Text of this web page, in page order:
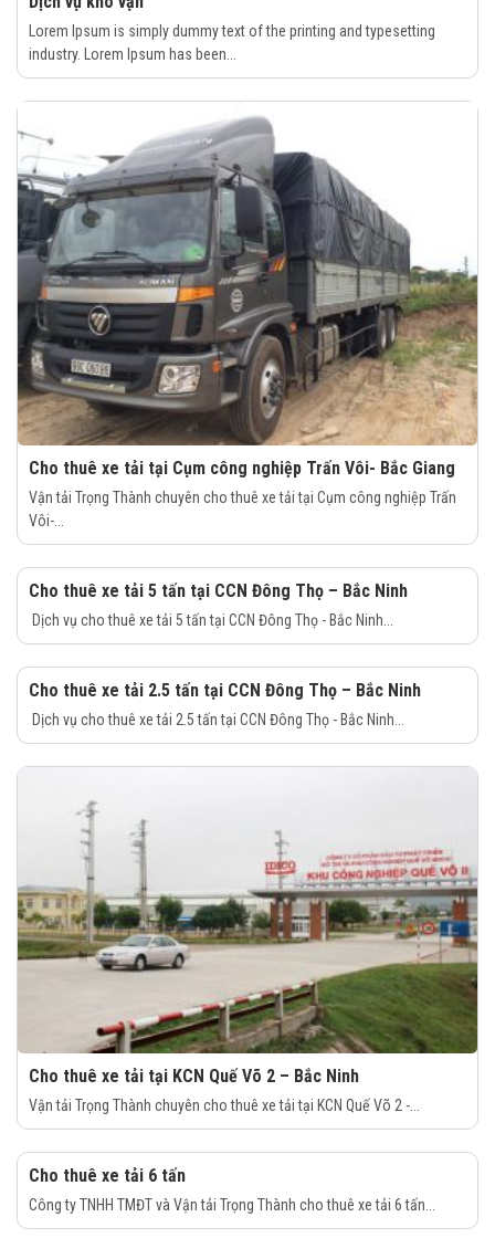
Lorem Ipsum is simply dummy text of the printing and typesetting
industry. Lorem Ipsum has been...
Cho thuê xe tải tại Cụm công nghiệp Trấn Vôi- Bắc Giang
Vận tải Trọng Thành chuyên cho thuê xe tải tại Cụm công nghiệp Trấn
Vôi-...
Cho thuê xe tải 5 tấn tại CCN Đông Thọ – Bắc Ninh
Dịch vụ cho thuê xe tải 5 tấn tại CCN Đông Thọ - Bắc Ninh...
Cho thuê xe tải 2.5 tấn tại CCN Đông Thọ – Bắc Ninh
Dịch vụ cho thuê xe tải 2.5 tấn tại CCN Đông Thọ - Bắc Ninh...
Cho thuê xe tải tại KCN Quế Võ 2 – Bắc Ninh
Vận tải Trọng Thành chuyên cho thuê xe tải tại KCN Quế Võ 2 -...
Cho thuê xe tải 6 tấn
Công ty TNHH TMĐT và Vận tải Trọng Thành cho thuê xe tải 6 tấn...